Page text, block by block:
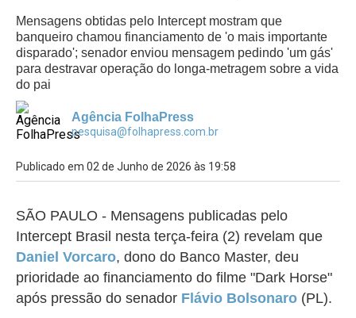
Mensagens obtidas pelo Intercept mostram que
banqueiro chamou financiamento de 'o mais importante
disparado'; senador enviou mensagem pedindo 'um gás'
para destravar operação do longa-metragem sobre a vida
do pai
Agência FolhaPress
pesquisa@folhapress.com.br
Publicado em 02 de Junho de 2026 às 19:58
SÃO PAULO - Mensagens publicadas pelo
Intercept Brasil nesta terça-feira (2) revelam que
Daniel Vorcaro, dono do Banco Master, deu
prioridade ao financiamento do filme "Dark Horse"
após pressão do senador Flávio Bolsonaro (PL).